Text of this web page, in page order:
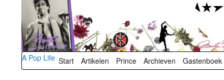
A Pop Life Start Artikelen Prince Archieven Gastenboek